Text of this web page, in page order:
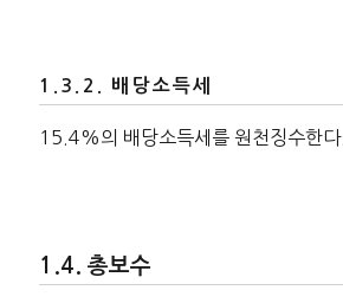
배당소득세
15.4%의 배당소득세를 원천징수한다.
총보수